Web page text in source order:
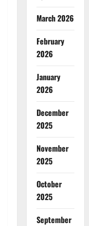
March 2026
February
2026
January
2026
December
2025
November
2025
October
2025
September